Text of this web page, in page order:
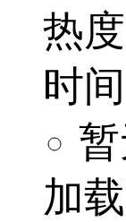
热度
时间
加